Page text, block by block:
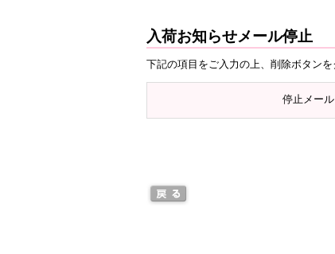
入荷お知らせメール停止
下記の項目をご入力の上、削除ボタン
停止メー